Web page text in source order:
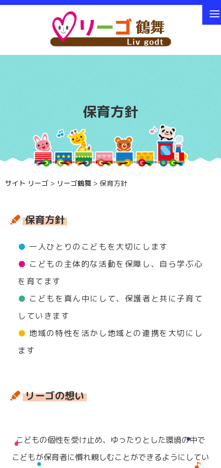
保育方針
サイト リーゴ > リーゴ鶴舞 > 保育方針
保育方針
一人ひとりのこどもを大切にします
こどもの主体的な活動を保障し、自ら学ぶ心
を育てます
こどもを真ん中にして、保護者と共に子育て
していきます
地域の特性を活かし地域との連携を大切にし
ます
リーゴの想い
こどもの個性を受け止め、ゆったりとした環境の中で
こどもが保育者に慣れ親しむことができるようにしてい